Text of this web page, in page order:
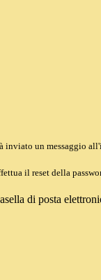
inviato un messaggio
il reset della
di posta